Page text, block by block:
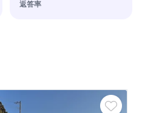
返答率